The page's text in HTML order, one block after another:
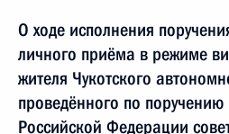
О ходе исполнения
личного приёма в режиме
жителя Чукотского
проведённого по поручению
Российской Федерации